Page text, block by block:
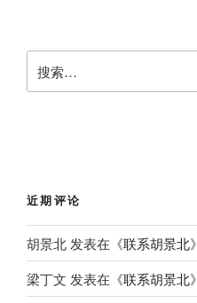
索
近期评论
胡景北 发表在《联系胡景北》
梁丁文 发表在《联系胡景北》